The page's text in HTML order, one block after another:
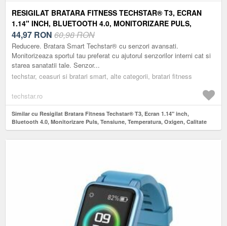
RESIGILAT BRATARA FITNESS TECHSTAR® T3, ECRAN
1.14" INCH, BLUETOOTH 4.0, MONITORIZARE PULS,
TENSIUNE, TEMPERATURA, OXIGEN, CALITATE SOMN,
ALBASTRU
44,97 RON 60,98 RON
Reducere. Bratara Smart Techstar® cu senzori avansati.
Monitorizeaza sportul tau preferat cu ajutorul senzorilor interni cat si
starea sanatatii tale. Senzor...
techstar, ceasuri si bratari smart, alte categorii, bratari fitness
techstar.ro
Similar cu Resigilat Bratara Fitness Techstar® T3, Ecran 1.14" inch,
Bluetooth 4.0, Monitorizare Puls, Tensiune, Temperatura, Oxigen, Calitate
Somn, Albastru